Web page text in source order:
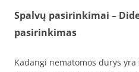
Spalvų pasirinkimai –
pasirinkimas
Kadangi nematomos durys